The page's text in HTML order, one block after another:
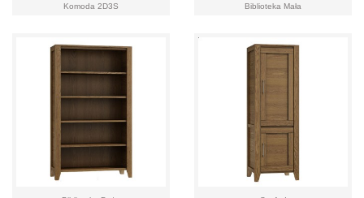
Komoda 2D3S Biblioteka Mała